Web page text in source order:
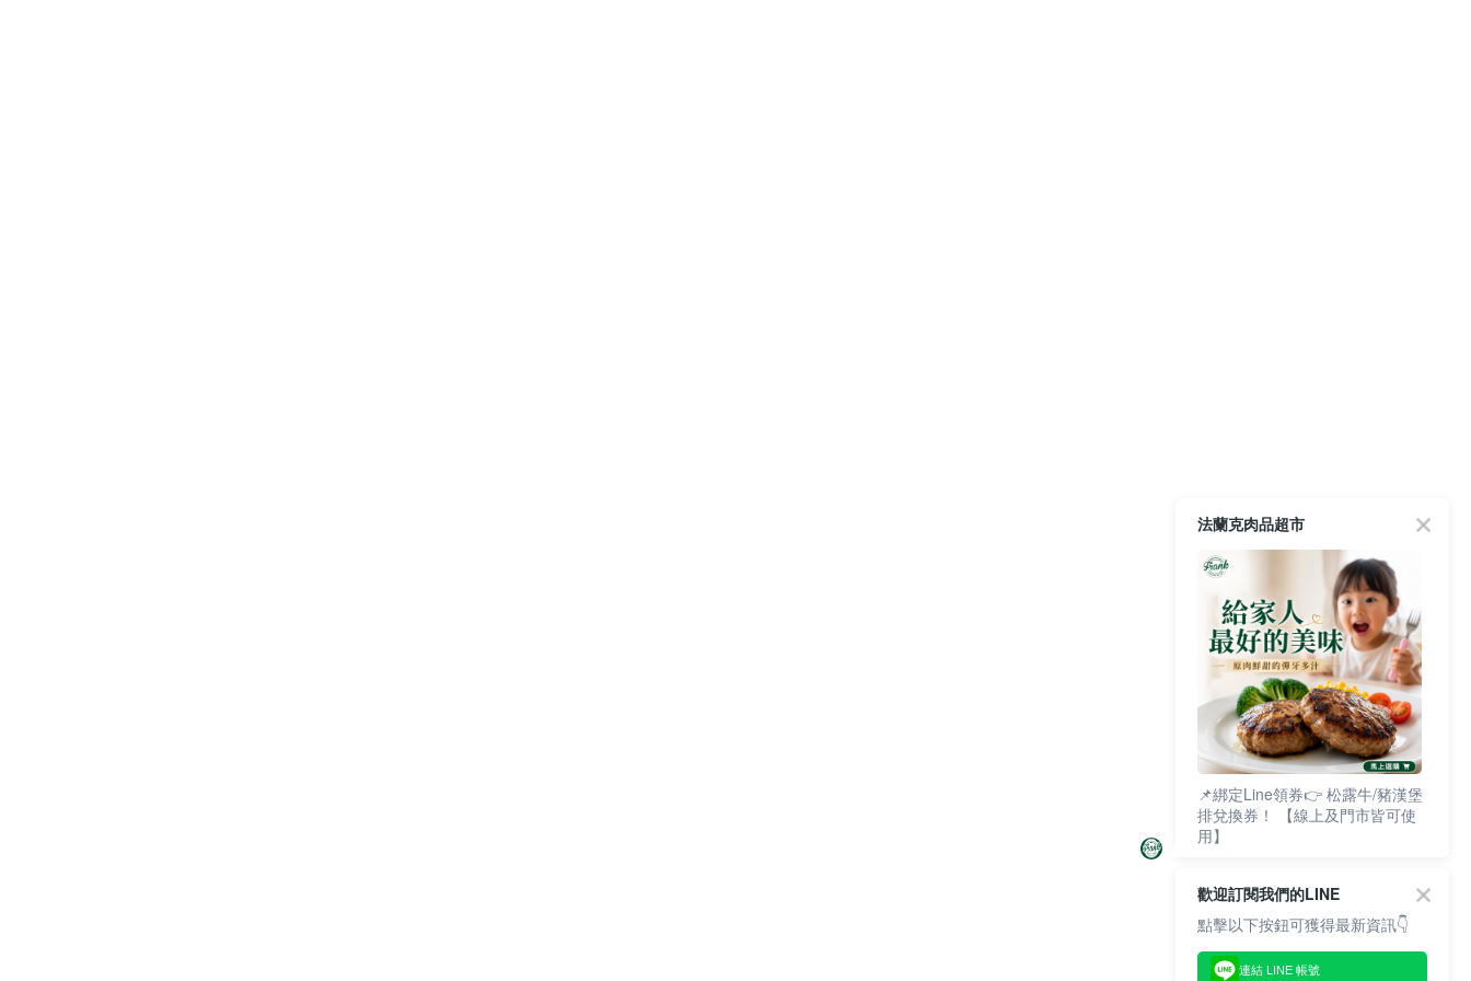
法蘭克肉品超市
📌綁定Line領券👉 松露牛/豬漢堡
排兌換券！ 【線上及門市皆可使
用】
歡迎訂閱我們的LINE
點擊以下按鈕可獲得最新資訊👇
連結 LINE 帳號